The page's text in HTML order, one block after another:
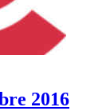
2016